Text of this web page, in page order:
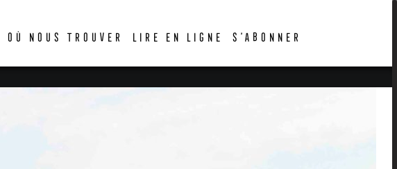
OÙ NOUS TROUVER LIRE EN LIGNE S’ABONNER